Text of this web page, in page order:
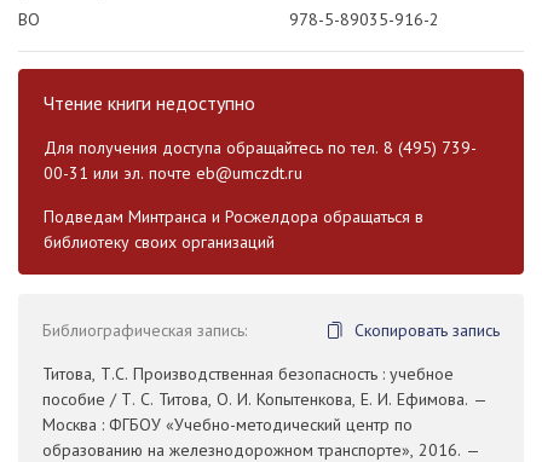
ВО
978-5-89035-916-2
Чтение книги недоступно
Для получения доступа обращайтесь по тел. 8 (495) 739-
00-31 или эл. почте eb@umczdt.ru
Подведам Минтранса и Росжелдора обращаться в
библиотеку своих организаций
Библиографическая запись:
Скопировать запись
Титова, Т.С. Производственная безопасность : учебное
пособие / Т. С. Титова, О. И. Копытенкова, Е. И. Ефимова. —
Москва : ФГБОУ «Учебно-методический центр по
образованию на железнодорожном транспорте», 2016. —